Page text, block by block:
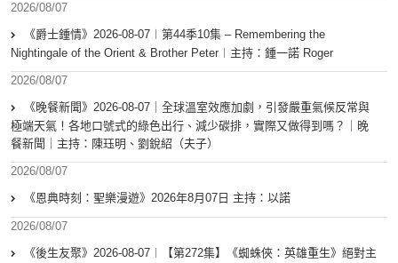
2026/08/07
《爵士鍾情》2026-08-07︱第44季10集 – Remembering the
Nightingale of the Orient & Brother Peter︱主持：鍾一諾 Roger
2026/08/07
《晚餐新聞》2026-08-07｜全球溫室效應加劇，引發嚴重氣候反常與
極端天氣！各地口號式的綠色出行、減少碳排，實際又做得到嗎？｜晚
餐新聞｜主持：陳珏明、劉銳紹（夫子）
2026/08/07
《恩典時刻：聖樂漫遊》2026年8月07日 主持：以諾
2026/08/07
《後生友聚》2026-08-07︱【第272集】《蜘蛛俠：英雄重生》絕對主